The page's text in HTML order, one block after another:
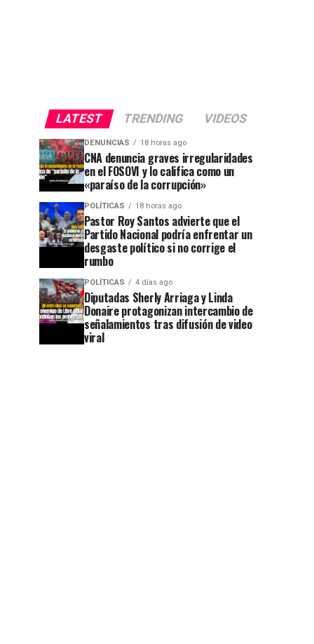
LATEST TRENDING VIDEOS
DENUNCIAS 18 horas ago
CNA denuncia graves irregularidades
en el FOSOVI y lo califica como un
«paraíso de la corrupción»
POLÍTICAS 18 horas ago
Pastor Roy Santos advierte que el
Partido Nacional podría enfrentar un
desgaste político si no corrige el
rumbo
POLÍTICAS 4 días ago
Diputadas Sherly Arriaga y Linda
Donaire protagonizan intercambio de
señalamientos tras difusión de video
viral